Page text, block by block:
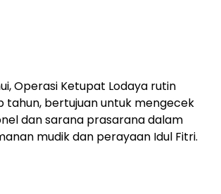
Operasi Ketupat Lodaya rutin
tahun, bertujuan untuk mengecek
dan sarana prasarana dalam
mudik dan perayaan Idul Fitri.